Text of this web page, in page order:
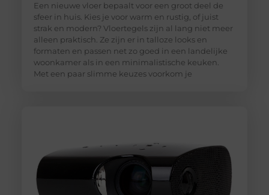
Een nieuwe vloer bepaalt voor een groot deel de
sfeer in huis. Kies je voor warm en rustig, of juist
strak en modern? Vloertegels zijn al lang niet meer
alleen praktisch. Ze zijn er in talloze looks en
formaten en passen net zo goed in een landelijke
woonkamer als in een minimalistische keuken.
Met een paar slimme keuzes voorkom je